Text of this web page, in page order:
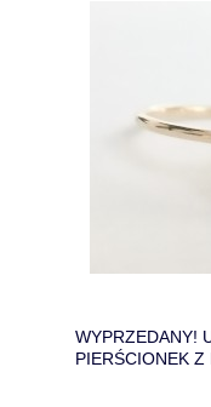
WYPRZEDANY!
PIERŚCIONEK Z